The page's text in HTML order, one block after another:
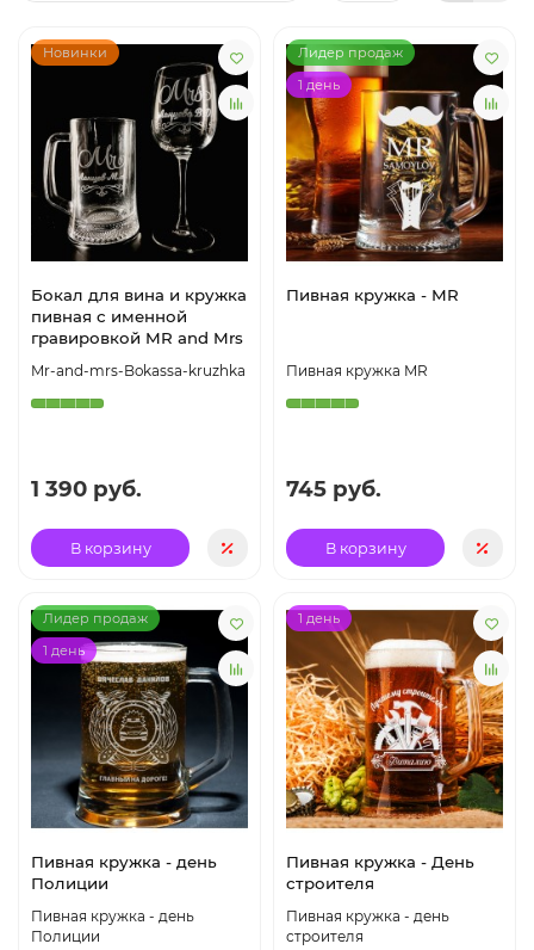
Новинки
Бокал для вина и кружка
пивная с именной
гравировкой MR and Mrs
Mr-and-mrs-Bokassa-kruzhka
1 390 руб.
В корзину
Лидер продаж
1 день
Пивная кружка - MR
Пивная кружка MR
745 руб.
В корзину
Лидер продаж
1 день
Пивная кружка - день
Полиции
Пивная кружка - день
Полиции
1 день
Пивная кружка - День
строителя
Пивная кружка - день
строителя